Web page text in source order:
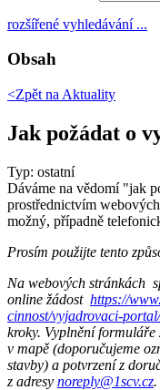
rozšířené vyhledávání ...
Obsah
<Zpět na Aktuality
Jak požádat o
Typ: ostatní
Dáváme na vědomí "jak
prostřednictvím
možný, případně
Prosím použijte tento
Na webových stránkách
online žádost https://
cinnost/vyjadrovaci-portal/
kroky. Vyplnění formuláře
v mapě (doporučujeme
stavby) a potvrzení z
z adresy noreply@1scv.cz.